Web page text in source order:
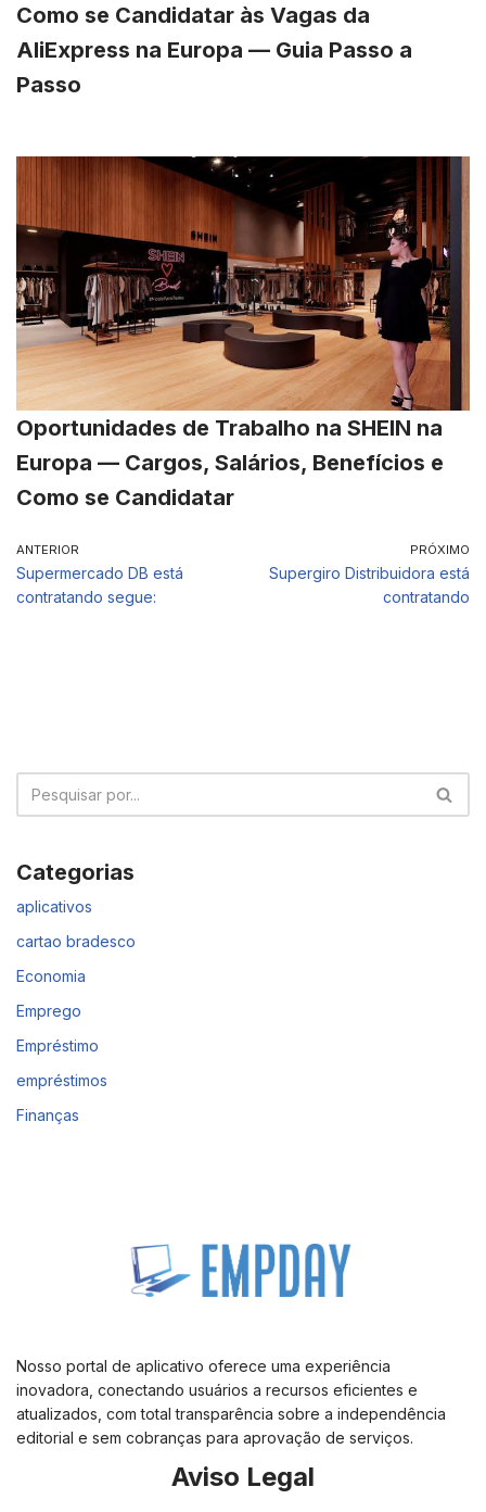
Como se Candidatar às Vagas da
AliExpress na Europa — Guia Passo a
Passo
Oportunidades de Trabalho na SHEIN na
Europa — Cargos, Salários, Benefícios e
Como se Candidatar
ANTERIOR
Supermercado DB está
contratando segue:
PRÓXIMO
Supergiro Distribuidora está
contratando
Categorias
aplicativos
cartao bradesco
Economia
Emprego
Empréstimo
empréstimos
Finanças
Nosso portal de aplicativo oferece uma experiência
inovadora, conectando usuários a recursos eficientes e
atualizados, com total transparência sobre a independência
editorial e sem cobranças para aprovação de serviços.
Aviso Legal